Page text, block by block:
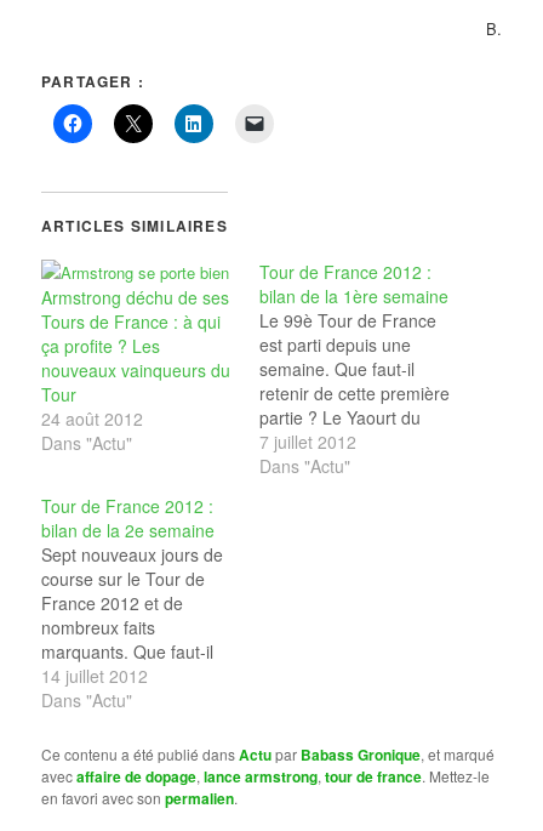
B.
PARTAGER :
ARTICLES SIMILAIRES
Armstrong déchu de ses
Tours de France : à qui
ça profite ? Les
nouveaux vainqueurs du
Tour
24 août 2012
Dans "Actu"
Tour de France 2012 :
bilan de la 1ère semaine
Le 99è Tour de France
est parti depuis une
semaine. Que faut-il
retenir de cette première
partie ? Le Yaourt du
Sport vous livre son
analyse et tire déjà un
7 juillet 2012
Dans "Actu"
Tour de France 2012 :
bilan de la 2e semaine
Sept nouveaux jours de
course sur le Tour de
France 2012 et de
nombreux faits
marquants. Que faut-il
retenir de cette
deuxième semaine ? Si
votre écran ou si vous
avez oublié ce qui s'est
passé, le Yaourt du
14 juillet 2012
Dans "Actu"
Ce contenu a été publié dansActupar Babass Gronique, et marqué
avecaffaire de dopage,lance armstrong,tour de france. Mettez-le
en favori avec sonpermalien.